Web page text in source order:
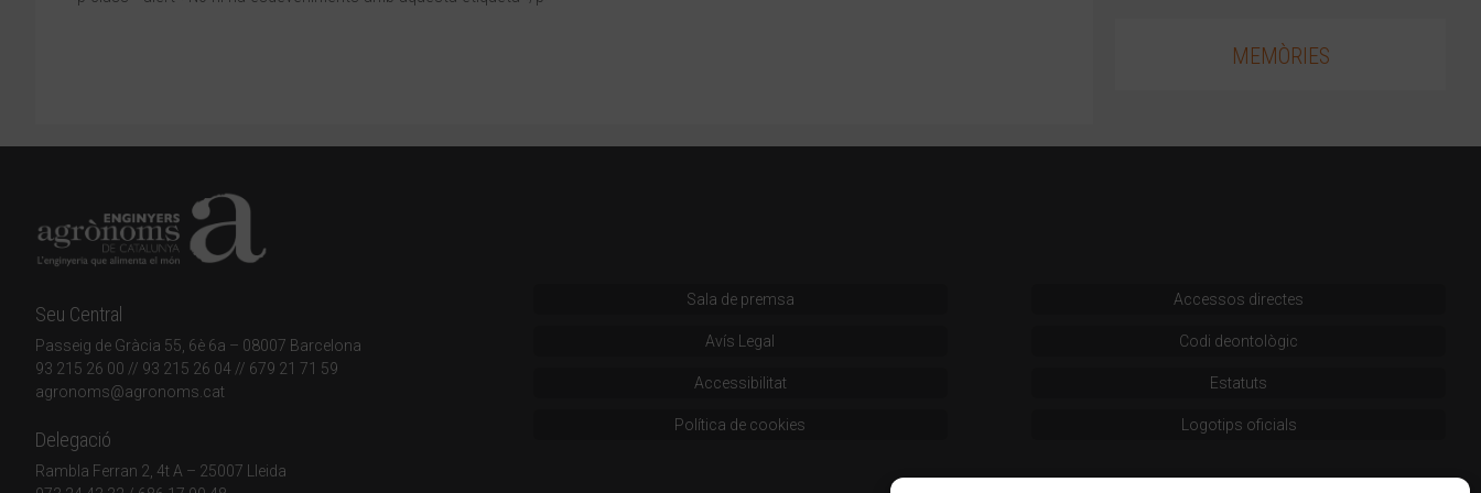
MEMÒRIES
Seu Central
Passeig de Gràcia 55, 6è 6a – 08007 Barcelona
93 215 26 00 // 93 215 26 04 // 679 21 71 59
agronoms@agronoms.cat
Delegació
Rambla Ferran 2, 4t A – 25007 Lleida
Sala de premsa
Avís Legal
Accessibilitat
Política de cookies
Accessos directes
Codi deontològic
Estatuts
Logotips oficials